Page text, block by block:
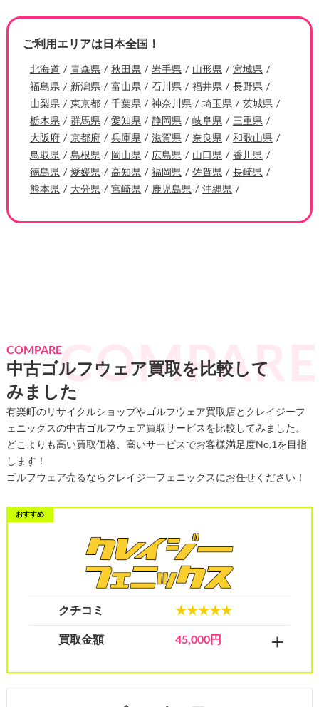
ご利用エリアは日本全国！
北海道 青森県 秋田県 岩手県 山形県
宮城県
福島県
新潟県 富山県 石川県 福井県
長野県
山梨県
東京都 千葉県 神奈川県 埼玉県
茨城県
栃木県
群馬県 愛知県 静岡県 岐阜県
三重県
大阪府
京都府 兵庫県 滋賀県 奈良県
和歌山県
鳥取県
島根県 岡山県 広島県 山口県
香川県
徳島県
愛媛県 高知県 福岡県 佐賀県
長崎県
熊本県
大分県 宮崎県 鹿児島県 沖縄県
COMPARE
中古ゴルフウェア買取を比較して
みました
有楽町のリサイクルショップやゴルフウェア買取店とクレイジーフ
ェニックスの中古ゴルフウェア買取サービスを比較してみました。
どこよりも高い買取価格、高いサービスでお客様満足度No.1を目指
します！
ゴルフウェア売るならクレイジーフェニックスにお任せください！
クチコミ ★★★★★
買取金額 45,000円